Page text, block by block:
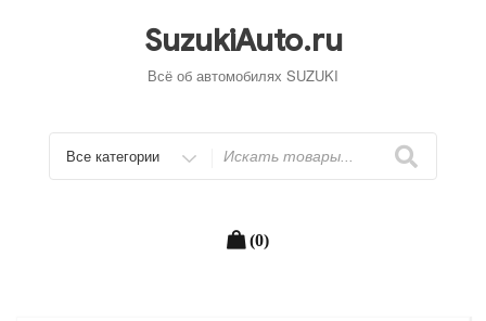
SuzukiAuto.ru
Всё об автомобилях SUZUKI
Искать
(0)